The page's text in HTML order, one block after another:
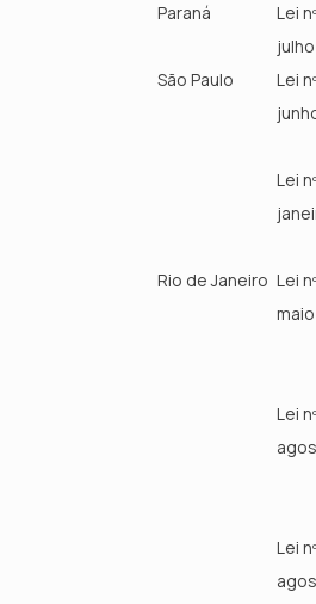
Paraná
Lei
São Paulo
Lei
Lei
Rio de Janeiro Lei
Lei
Lei